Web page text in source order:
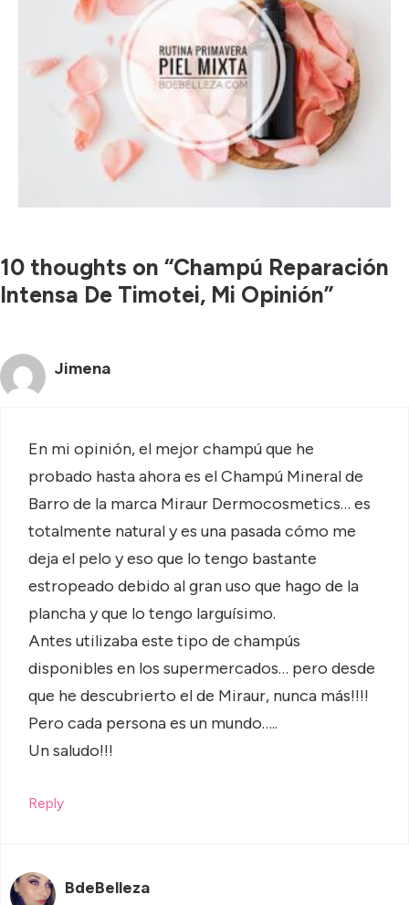
10 thoughts on “Champú Reparación
Intensa De Timotei, Mi Opinión”
Jimena
En mi opinión, el mejor champú que he
probado hasta ahora es el Champú Mineral de
Barro de la marca Miraur Dermocosmetics… es
totalmente natural y es una pasada cómo me
deja el pelo y eso que lo tengo bastante
estropeado debido al gran uso que hago de la
plancha y que lo tengo larguísimo.
Antes utilizaba este tipo de champús
disponibles en los supermercados… pero desde
que he descubrierto el de Miraur, nunca más!!!!
Pero cada persona es un mundo…..
Un saludo!!!
Reply
BdeBelleza